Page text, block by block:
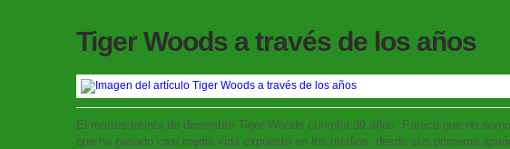
Tiger Woods a través de los años
El martes treinta de diciembre Tiger Woods cumplía 39 años. Parece que no
que ha pasado casi media vida expuesto en los medios, desde sus primeras